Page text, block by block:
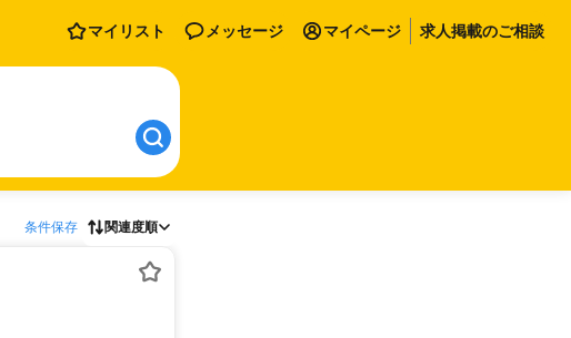
マイリスト メッセージ マイページ 求人掲載のご相談
条件保存 関連度順